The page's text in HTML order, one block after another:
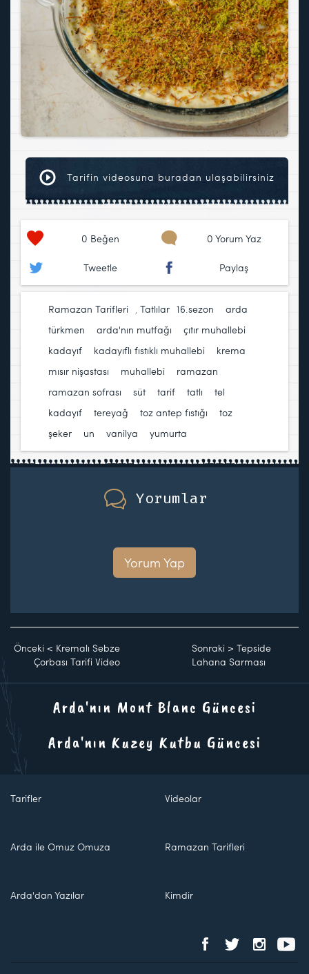
Tarifin videosuna buradan ulaşabilirsiniz
0 Beğen 0 Yorum Yaz
Tweetle Paylaş
Ramazan Tarifleri , Tatlılar 16.sezon
arda
türkmen
arda'nın mutfağı çıtır muhallebi
kadayıf
kadayıflı fıstıklı muhallebi krema
mısır nişastası
muhallebi ramazan
ramazan sofrası
süt tarif tatlı
tel
kadayıf
tereyağ toz antep fıstığı
toz
şeker
un vanilya yumurta
Yorumlar
Yorum Yap
Önceki < Kremalı Sebze
Çorbası Tarifi Video
Sonraki >Tepside
Lahana Sarması
Arda'nın Mont Blanc Güncesi
Arda'nın Kuzey Kutbu Güncesi
Tarifler Videolar
Arda ile Omuz Omuza Ramazan Tarifleri
Arda'dan Yazılar Kimdir